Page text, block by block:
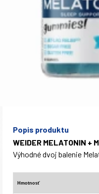
Popis produktu
WEIDER MELATONIN +
Výhodné dvoj balenie
Hmotnosť